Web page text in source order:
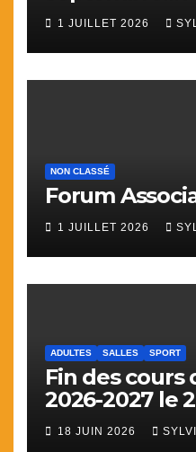
1 JUILLET 2026
NON CLASSÉ
Forum
1 JUILLET 2026
ADULTES SALLES SPORT
Fin des cours
2026-2027 le
sport
18 JUIN 2026